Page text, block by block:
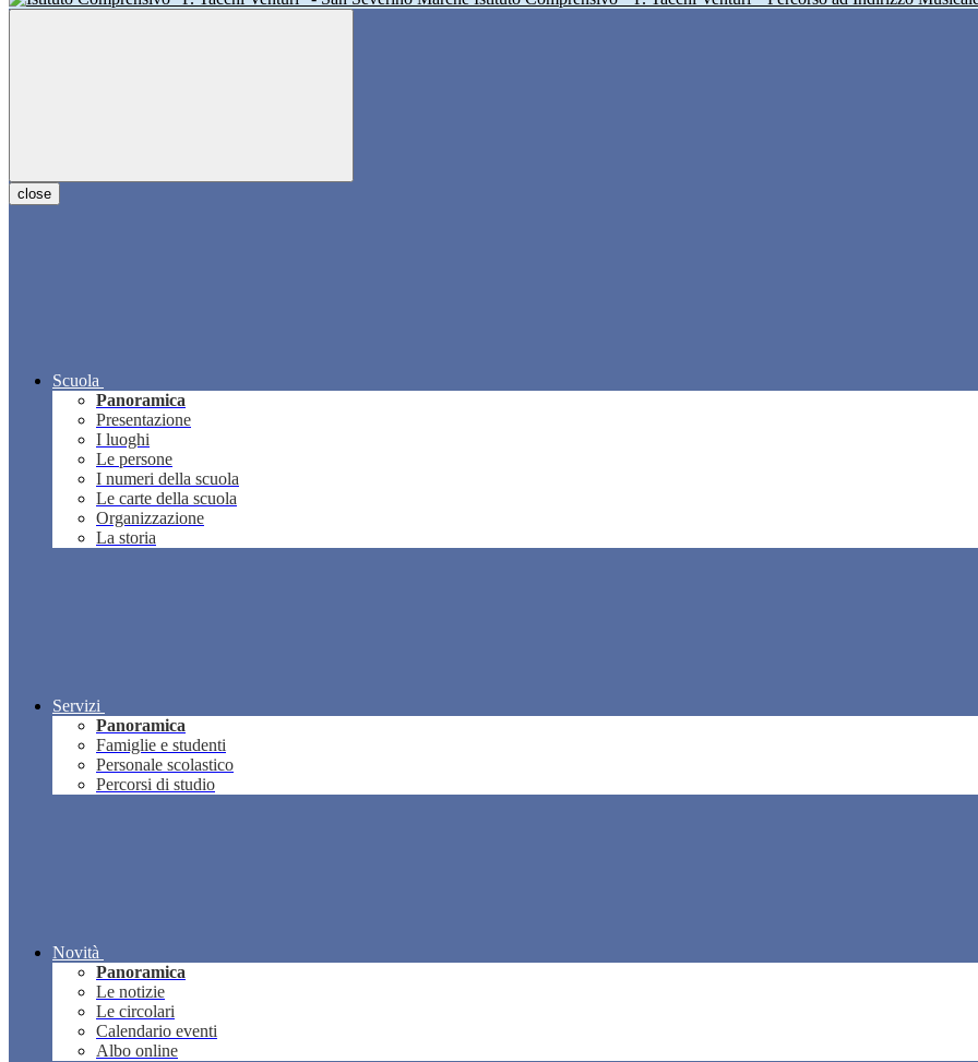
close
Scuola
Panoramica
Presentazione
I luoghi
Le persone
I numeri della scuola
Le carte della scuola
Organizzazione
La storia
Servizi
Panoramica
Famiglie e studenti
Personale scolastico
Percorsi di studio
Novità
Panoramica
Le notizie
Le circolari
Calendario eventi
Albo online